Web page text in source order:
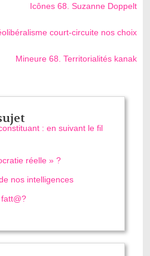
Icônes 68. Suzanne Doppelt
court-circuite nos choix
Mineure 68. Territorialités kanak
: en suivant le fil
réelle » ?
nos intelligences